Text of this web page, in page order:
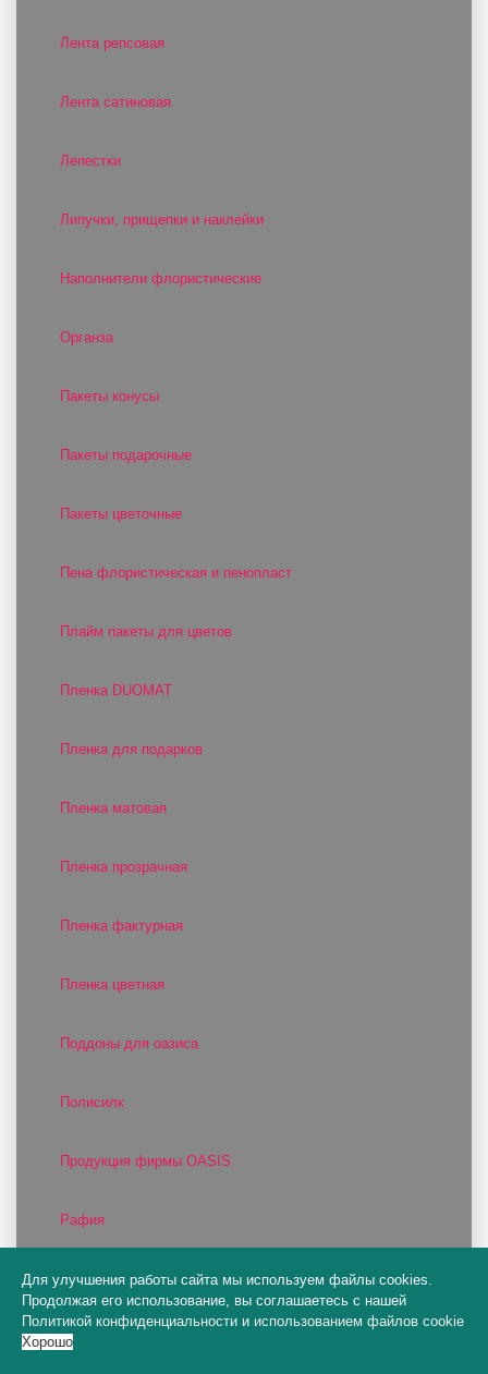
Лента репсовая
Лента сатиновая
Лепестки
Липучки, прищепки и наклейки
Наполнители флористические
Органза
Пакеты конусы
Пакеты подарочные
Пакеты цветочные
Пена флористическая и пенопласт
Плайм пакеты для цветов
Пленка DUOMAT
Пленка для подарков
Пленка матовая
Пленка прозрачная
Пленка фактурная
Пленка цветная
Поддоны для оазиса
Полисилк
Продукция фирмы OASIS
Рафия
Риббон
Ритуальные аксессуары
Для улучшения работы сайта мы используем файлы cookies.
Продолжая его использование, вы соглашаетесь с нашей
Политикой конфиденциальности и использованием файлов cookie
Хорошо